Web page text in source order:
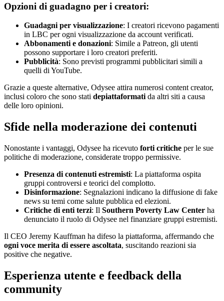
Opzioni di guadagno per i creatori:
Guadagni per visualizzazione: I creatori ricevono pagamenti
in LBC per ogni visualizzazione da account verificati.
Abbonamenti e donazioni: Simile a Patreon, gli utenti
possono supportare i loro creatori preferiti.
Pubblicità: Sono previsti programmi pubblicitari simili a
quelli di YouTube.
Grazie a queste alternative, Odysee attira numerosi content creator,
inclusi coloro che sono stati depiattaformati da altri siti a causa
delle loro opinioni.
Sfide nella moderazione dei contenuti
Nonostante i vantaggi, Odysee ha ricevuto forti critiche per le sue
politiche di moderazione, considerate troppo permissive.
Presenza di contenuti estremisti: La piattaforma ospita
gruppi controversi e teorici del complotto.
Disinformazione: Segnalazioni indicano la diffusione di fake
news su temi come salute pubblica ed elezioni.
Critiche di enti terzi: Il Southern Poverty Law Center ha
denunciato il ruolo di Odysee nel finanziare gruppi estremisti.
Il CEO Jeremy Kauffman ha difeso la piattaforma, affermando che
ogni voce merita di essere ascoltata, suscitando reazioni sia
positive che negative.
Esperienza utente e feedback della
community